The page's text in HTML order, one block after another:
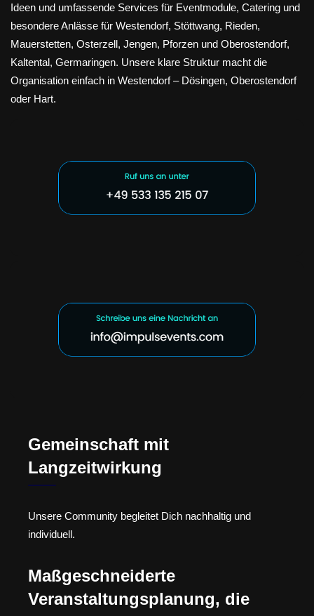
Ideen und umfassende Services für Eventmodule, Catering und
besondere Anlässe für Westendorf, Stöttwang, Rieden,
Mauerstetten, Osterzell, Jengen, Pforzen und Oberostendorf,
Kaltental, Germaringen. Unsere klare Struktur macht die
Organisation einfach in Westendorf – Dösingen, Oberostendorf
oder Hart.
Gemeinschaft mit
Langzeitwirkung
Unsere Community begleitet Dich nachhaltig und
individuell.
Maßgeschneiderte
Veranstaltungsplanung, die